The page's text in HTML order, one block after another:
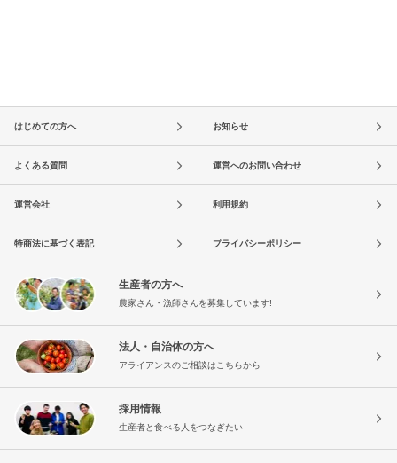
はじめての方へ お知らせ
よくある質問 運営へのお問い合わせ
運営会社 利用規約
特商法に基づく表記 プライバシーポリシー
生産者の方へ
農家さん・漁師さんを募集しています!
法人・自治体の方へ
アライアンスのご相談はこちらから
採用情報
生産者と食べる人をつなぎたい